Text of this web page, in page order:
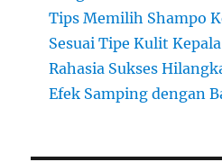
Tips Memilih Shampo
Sesuai Tipe Kulit
Rahasia Sukses
Efek Samping dengan